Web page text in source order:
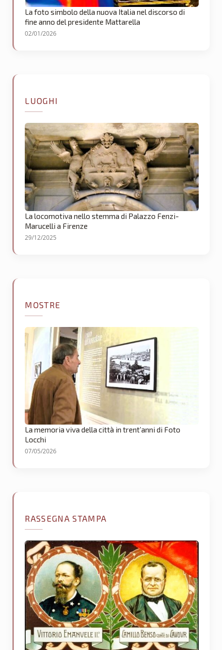
La foto simbolo della nuova Italia nel discorso di
fine anno del presidente Mattarella
02/01/2026
LUOGHI
La locomotiva nello stemma di Palazzo Fenzi-
Marucelli a Firenze
29/12/2025
MOSTRE
La memoria viva della città in trent’anni di Foto
Locchi
07/05/2026
RASSEGNA STAMPA